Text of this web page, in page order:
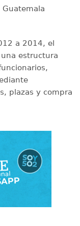
a 2014, el
estructura
plazas y compra